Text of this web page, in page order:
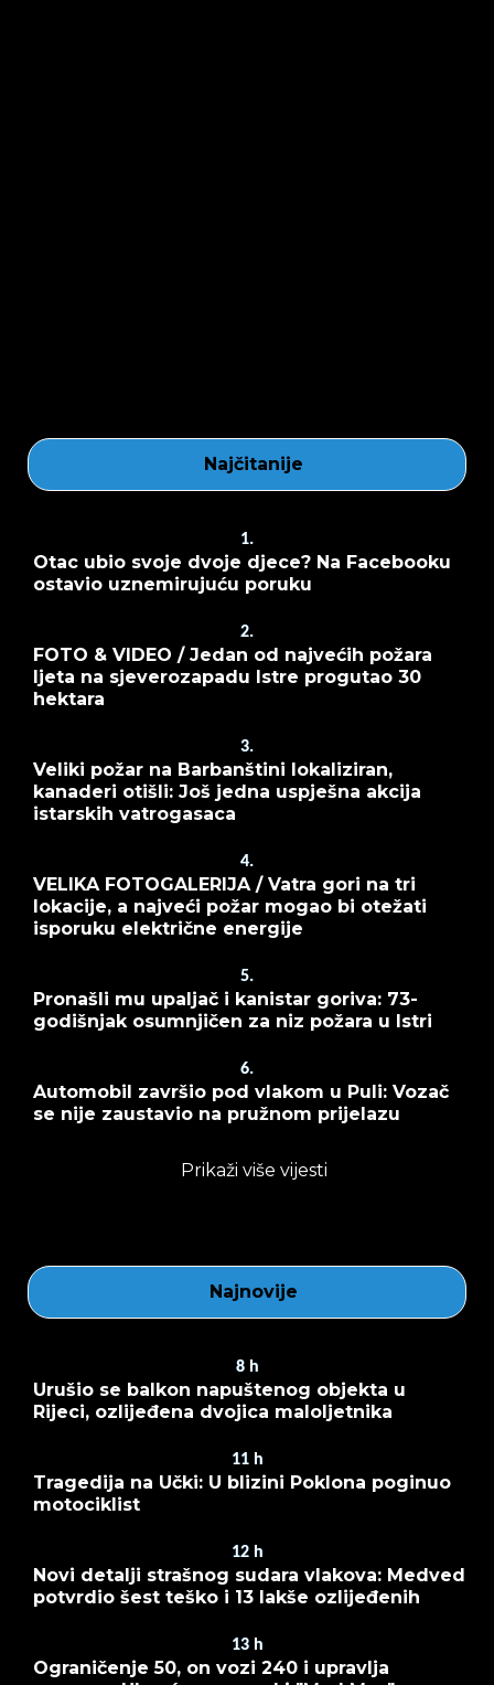
Najčitanije
1.
Otac ubio svoje dvoje djece? Na Facebooku
ostavio uznemirujuću poruku
2.
FOTO & VIDEO / Jedan od najvećih požara
ljeta na sjeverozapadu Istre progutao 30
hektara
3.
Veliki požar na Barbanštini lokaliziran,
kanaderi otišli: Još jedna uspješna akcija
istarskih vatrogasaca
4.
VELIKA FOTOGALERIJA / Vatra gori na tri
lokacije, a najveći požar mogao bi otežati
isporuku električne energije
5.
Pronašli mu upaljač i kanistar goriva: 73-
godišnjak osumnjičen za niz požara u Istri
6.
Automobil završio pod vlakom u Puli: Vozač
se nije zaustavio na pružnom prijelazu
Prikaži više vijesti
Najnovije
8 h
Urušio se balkon napuštenog objekta u
Rijeci, ozlijeđena dvojica maloljetnika
11 h
Tragedija na Učki: U blizini Poklona poginuo
motociklist
12 h
Novi detalji strašnog sudara vlakova: Medved
potvrdio šest teško i 13 lakše ozlijeđenih
13 h
Ograničenje 50, on vozi 240 i upravlja